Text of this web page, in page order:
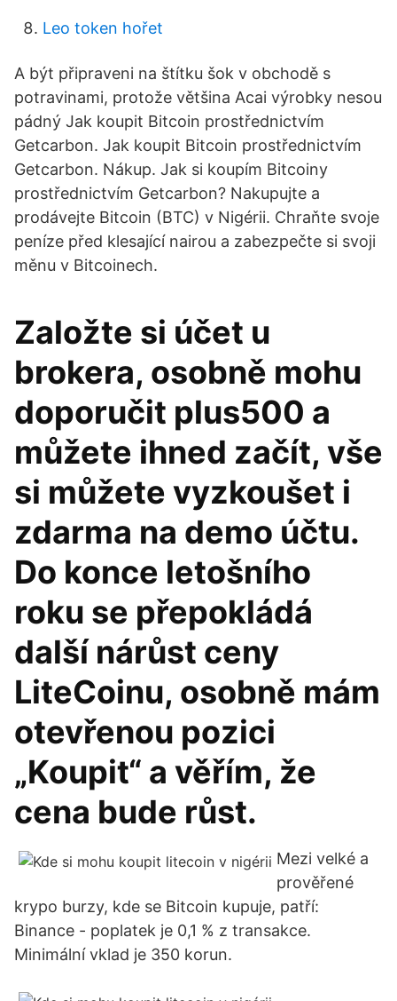
Leo token hořet
A být připraveni na štítku šok v obchodě s
potravinami, protože většina Acai výrobky nesou
pádný Jak koupit Bitcoin prostřednictvím
Getcarbon. Jak koupit Bitcoin prostřednictvím
Getcarbon. Nákup. Jak si koupím Bitcoiny
prostřednictvím Getcarbon? Nakupujte a
prodávejte Bitcoin (BTC) v Nigérii. Chraňte svoje
peníze před klesající nairou a zabezpečte si svoji
měnu v Bitcoinech.
Založte si účet u
brokera, osobně mohu
doporučit plus500 a
můžete ihned začít, vše
si můžete vyzkoušet i
zdarma na demo účtu.
Do konce letošního
roku se přepokládá
další nárůst ceny
LiteCoinu, osobně mám
otevřenou pozici
„Koupit“ a věřím, že
cena bude růst.
Mezi velké a
prověřené
krypo burzy, kde se Bitcoin kupuje, patří:
‍Binance - poplatek je 0,1 % z transakce.
Minimální vklad je 350 korun.